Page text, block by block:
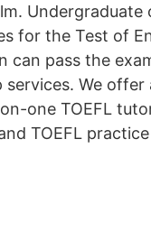
Undergraduate
for the Test of
can pass the
We offer
one TOEFL
TOEFL